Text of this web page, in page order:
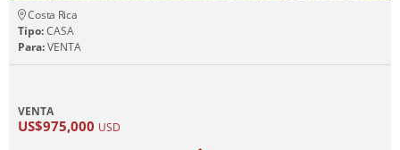
Costa Rica
Tipo:CASA
Para:VENTA
VENTA
US$975,000 USD